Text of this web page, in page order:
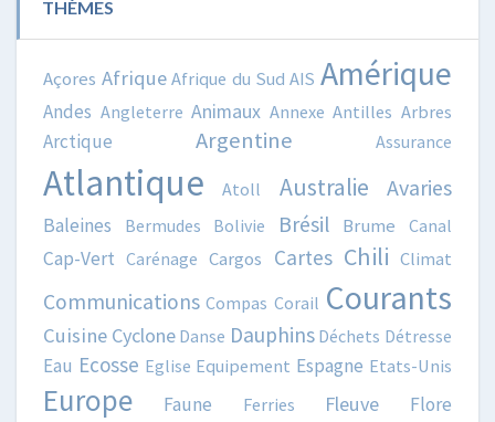
THÈMES
Açores Afrique Afrique du Sud AIS Amérique
Andes Angleterre Animaux Annexe Antilles Arbres
Arctique Argentine Assurance
Atlantique Atoll Australie Avaries
Baleines Bermudes Bolivie Brésil Brume Canal
Cap-Vert Carénage Cargos Cartes Chili Climat
Communications Compas Corail Courants
Cuisine Cyclone Danse Dauphins Déchets Détresse
Eau Ecosse Eglise Equipement Espagne Etats-Unis
Europe Faune Ferries Fleuve Flore